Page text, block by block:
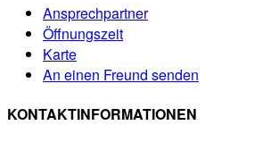
Ansprechpartner
Öffnungszeit
Karte
An einen Freund senden
KONTAKTINFORMATIONEN